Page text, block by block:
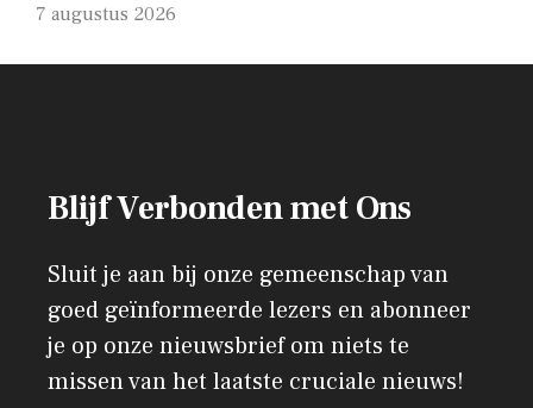
7 augustus 2026
Blijf Verbonden met Ons
Sluit je aan bij onze gemeenschap van
goed geïnformeerde lezers en abonneer
je op onze nieuwsbrief om niets te
missen van het laatste cruciale nieuws!